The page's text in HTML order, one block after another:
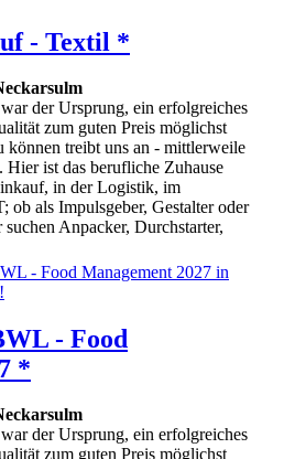
- Textil *
der Ursprung, ein erfolgreiches
zum guten Preis möglichst
können treibt uns an - mittlerweile
ist das berufliche Zuhause
in der Logistik, im
ob als Impulsgeber, Gestalter oder
Anpacker, Durchstarter,
- Food
*
der Ursprung, ein erfolgreiches
zum guten Preis möglichst